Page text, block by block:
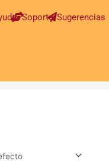
Soporte Sugerencias